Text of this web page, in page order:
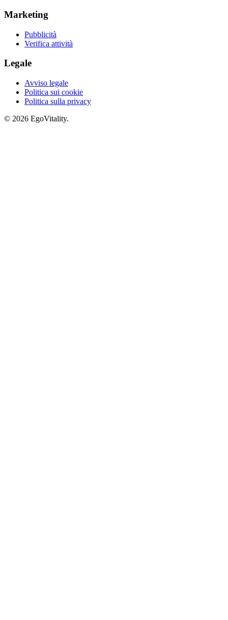
Marketing
Pubblicità
Verifica attività
Legale
Avviso legale
Politica sui cookie
Politica sulla privacy
© 2026 EgoVitality.